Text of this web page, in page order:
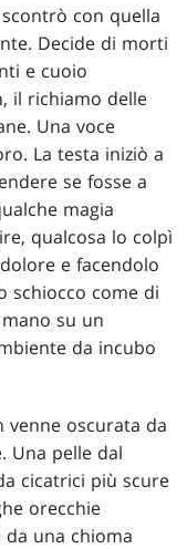
con quella
Decide di morti
e cuoio
il richiamo delle
Una voce
La testa iniziò a
se fosse a
magia
qualcosa lo colpì
e facendolo
schiocco come di
su un
da incubo
venne oscurata da
Una pelle dal
cicatrici più scure
orecchie
una chioma